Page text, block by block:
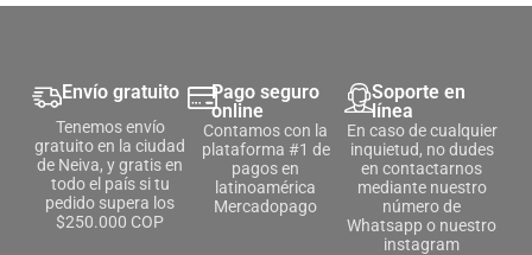
Envío gratuito
Tenemos envío
gratuito en la ciudad
de Neiva, y gratis en
todo el país si tu
pedido supera los
$250.000 COP
Pago seguro
online
Contamos con la
plataforma #1 de
pagos en
latinoamérica
Mercadopago
Soporte en
línea
En caso de cualquier
inquietud, no dudes
en contactarnos
mediante nuestro
número de
Whatsapp o nuestro
instagram